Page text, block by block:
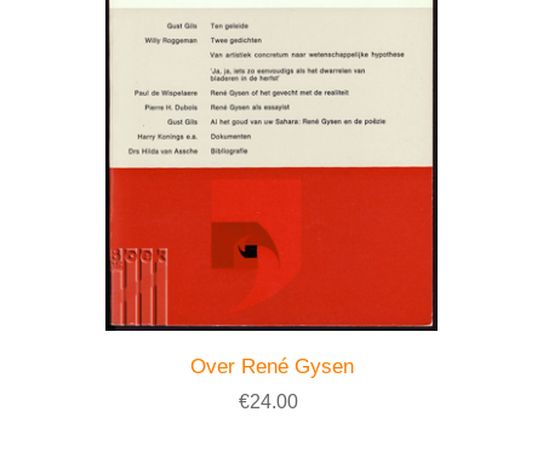
Over René Gysen
€24.00